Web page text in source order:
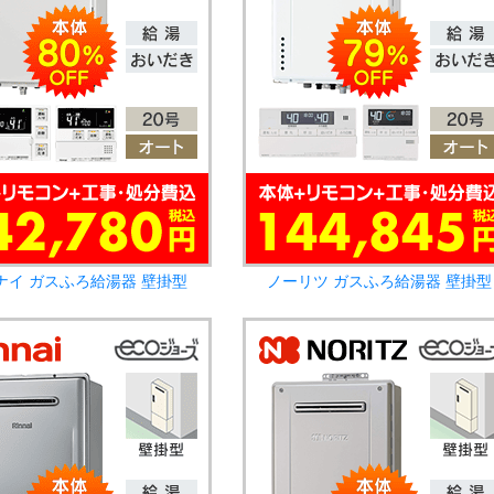
イ ガスふろ給湯器 壁掛型 ノーリツ ガスふろ給湯器 壁掛型